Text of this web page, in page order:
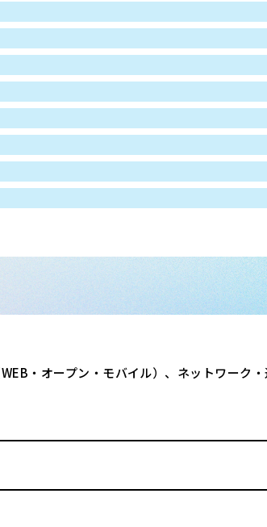
・オープン・モバイル）、ネットワーク